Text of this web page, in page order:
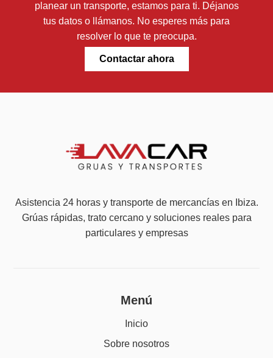
planear un transporte, estamos para ti. Déjanos
tus datos o llámanos. No esperes más para
resolver lo que te preocupa.
Contactar ahora
Asistencia 24 horas y transporte de mercancías en Ibiza.
Grúas rápidas, trato cercano y soluciones reales para
particulares y empresas
Menú
Inicio
Sobre nosotros